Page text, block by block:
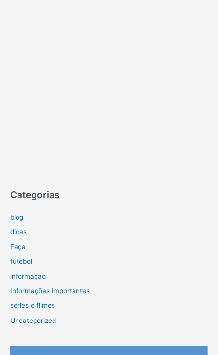
Categorias
blog
dicas
Faça
futebol
informaçao
Informações Importantes
séries e filmes
Uncategorized